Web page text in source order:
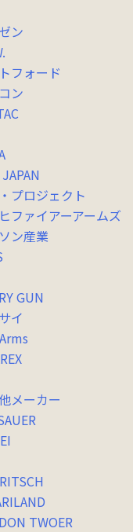
ン
フォード
ン
プロジェクト
ファイアーアームズ
ン産業
GUN
イ
メーカー
TWOER